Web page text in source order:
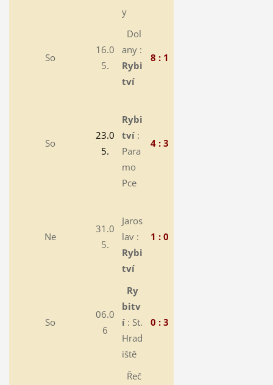
y
So
16.0
5.
Dol
any :
Rybi
tví
8 : 1
So
23.0
5.
Rybi
tví:
Para
mo
Pce
4 : 3
Ne
31.0
5.
Jaros
lav :
Rybi
tví
1 : 0
So
06.0
6
Ry
bitv
í: St.
Hrad
iště
0 : 3
Řeč